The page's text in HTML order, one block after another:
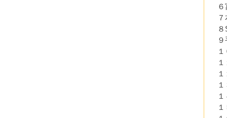
６
７
８
９
１
１
１
１
１
１